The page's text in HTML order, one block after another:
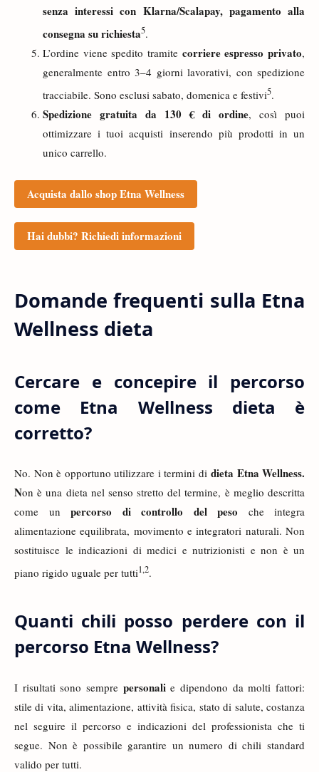
senza interessi con Klarna/Scalapay, pagamento alla
consegna su richiesta5.
L’ordine viene spedito tramite corriere espresso privato,
generalmente entro 3–4 giorni lavorativi, con spedizione
tracciabile. Sono esclusi sabato, domenica e festivi5.
Spedizione gratuita da 130 € di ordine, così puoi
ottimizzare i tuoi acquisti inserendo più prodotti in un
unico carrello.
Acquista dallo shop Etna Wellness
Hai dubbi? Richiedi informazioni
Domande frequenti sulla Etna
Wellness dieta
Cercare e concepire il percorso
come Etna Wellness dieta è
corretto?
No. Non è opportuno utilizzare i termini di dieta Etna Wellness.
Non è una dieta nel senso stretto del termine, è meglio descritta
come un percorso di controllo del peso che integra
alimentazione equilibrata, movimento e integratori naturali. Non
sostituisce le indicazioni di medici e nutrizionisti e non è un
piano rigido uguale per tutti1,2.
Quanti chili posso perdere con il
percorso Etna Wellness?
I risultati sono sempre personalie dipendono da molti fattori:
stile di vita, alimentazione, attività fisica, stato di salute, costanza
nel seguire il percorso e indicazioni del professionista che ti
segue. Non è possibile garantire un numero di chili standard
valido per tutti.